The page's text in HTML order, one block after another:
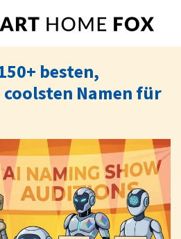
besten,
Namen für